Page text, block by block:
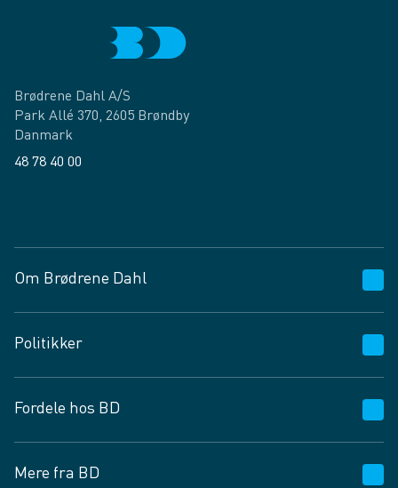
Brødrene Dahl A/S
Park Allé 370, 2605 Brøndby
Danmark
48 78 40 00
Om Brødrene Dahl
Vagttelefon 30 10 89 89
Spørgsmål og svar
Job og karriere
Fødevarekontrolrapport
Politikker
Privatlivspolitik
Cookies
Vilkår og betingelser
Fordele hos BD
BD app
Mere fra BD